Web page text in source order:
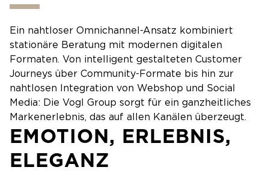
EMOTION, ERLEBNIS,
ELEGANZ
Ein nahtloser Omnichannel-Ansatz kombiniert
stationäre Beratung mit modernen digitalen
Formaten. Von intelligent gestalteten Customer
Journeys über Community-Formate bis hin zur
nahtlosen Integration von Webshop und Social
Media: Die Vogl Group sorgt für ein ganzheitliches
Markenerlebnis, das auf allen Kanälen überzeugt.